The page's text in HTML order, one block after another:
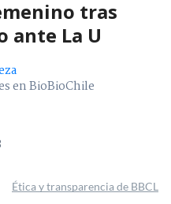
tras
ante La U
en BioBioChile
Ética y transparencia de BBCL